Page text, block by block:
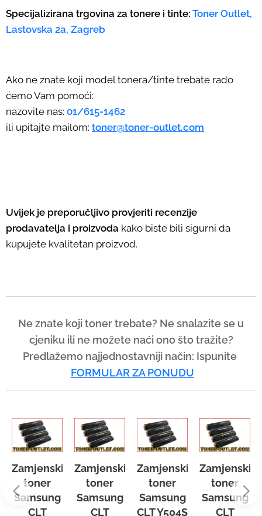
Specijalizirana trgovina za tonere i tinte: Toner Outlet,
Lastovska 2a, Zagreb
Ako ne znate koji model tonera/tinte trebate rado
ćemo Vam pomoći:
nazovite nas: 01/615-1462
ili upitajte mailom: toner@toner-outlet.com
Uvijek je preporučljivo provjeriti recenzije
prodavatelja i proizvoda kako biste bili sigurni da
kupujete kvalitetan proizvod.
Ne znate koji toner trebate? Ne snalazite se u
cjeniku ili ne možete naći ono što tražite?
Predlažemo najjednostavniji način: Ispunite
FORMULAR ZA PONUDU
Zamjenski
toner
Samsung
Zamjenski
toner
Samsung
CLT Y504S
Zamjenski
toner
Samsung
CLT